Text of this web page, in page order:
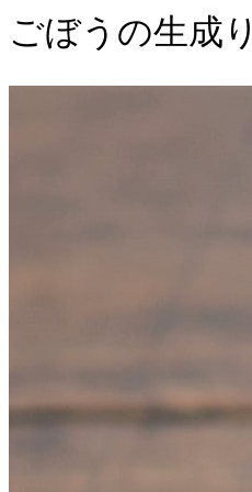
ごぼうの生成